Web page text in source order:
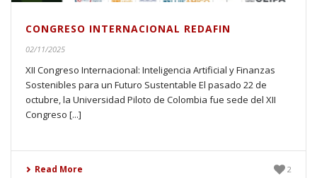
CONGRESO INTERNACIONAL REDAFIN
02/11/2025
XII Congreso Internacional: Inteligencia Artificial y Finanzas
Sostenibles para un Futuro Sustentable El pasado 22 de
octubre, la Universidad Piloto de Colombia fue sede del XII
Congreso [...]
Read More 2